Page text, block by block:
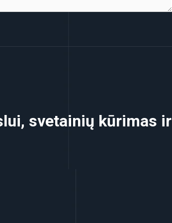
svetainių kūrimas ir